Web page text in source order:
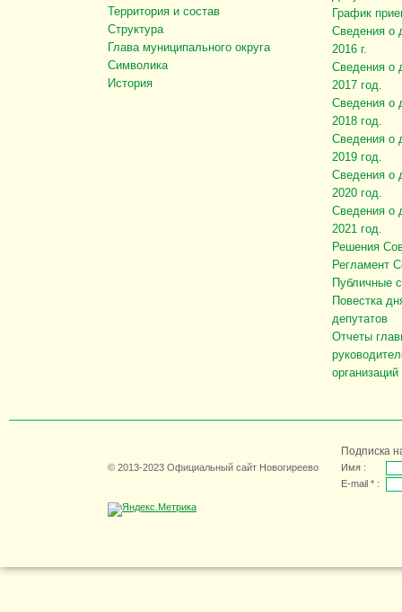
Территория и состав
Структура
Глава муниципального округа
Символика
История
График
Сведения о
2016 г.
Сведения о
2017 год.
Сведения о
2018 год.
Сведения о
2019 год.
Сведения о
2020 год.
Сведения о
2021 год.
Решения
Регламент
Публичные
Повестка
депутатов
Отчеты
организаций
© 2013-2023 Официальный сайт Новогиреево
Подписка
Имя :
E-mail * :